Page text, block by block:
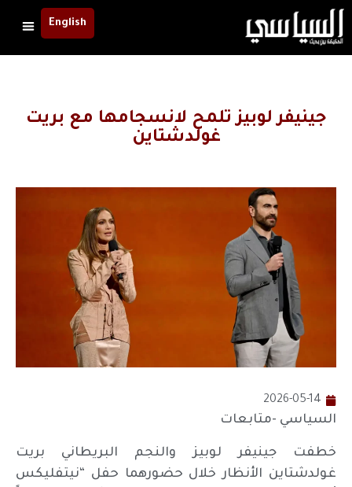
English
جينيفر لوبيز تلمح لانسجامها مع بريت
غولدشتاين
2026-05-14
السياسي -متابعات
خطفت جينيفر لوبيز والنجم البريطاني بريت
غولدشتاين الأنظار خلال حضورهما حفل “نيتفليكس